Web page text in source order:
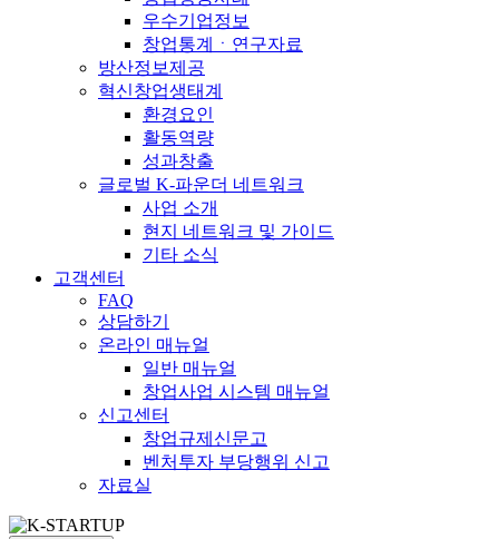
우수기업정보
창업통계ㆍ연구자료
방산정보제공
혁신창업생태계
환경요인
활동역량
성과창출
글로벌 K-파운더 네트워크
사업 소개
현지 네트워크 및 가이드
기타 소식
고객센터
FAQ
상담하기
온라인 매뉴얼
일반 매뉴얼
창업사업 시스템 매뉴얼
신고센터
창업규제신문고
벤처투자 부당행위 신고
자료실